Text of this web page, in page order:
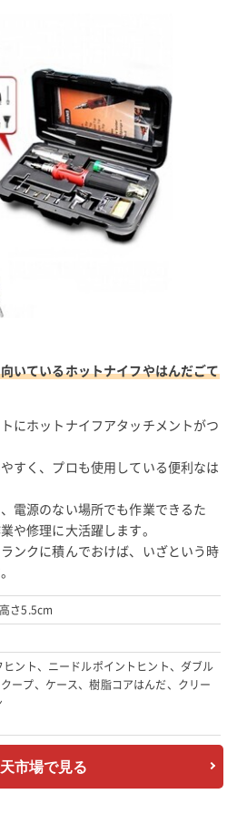
いているホットナイフやはんだごて
にホットナイフアタッチメントがつ
すく、プロも使用している便利なは
電源のない場所でも作業できるた
や修理に大活躍します。
ンクに積んでおけば、いざという時
さ5.5cm
ント、ニードルポイントヒント、ダブル
ープ、ケース、樹脂コアはんだ、クリー
市場で見る